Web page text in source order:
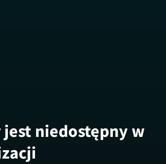
jest niedostępny w